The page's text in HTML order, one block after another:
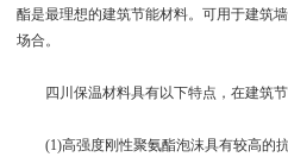
酯是最理想的建筑节能材料。可用于建筑
场合。
四川保温材料具有以下特点，在建筑节
(1)高强度刚性聚氨酯泡沫具有较高的